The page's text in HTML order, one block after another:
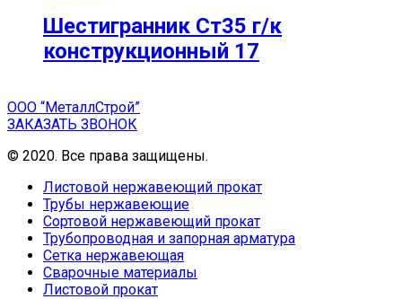
Шестигранник Ст35 г/к
конструкционный 17
ООО “МеталлСтрой”
ЗАКАЗАТЬ ЗВОНОК
© 2020. Все права защищены.
Листовой нержавеющий прокат
Трубы нержавеющие
Сортовой нержавеющий прокат
Трубопроводная и запорная арматура
Сетка нержавеющая
Сварочные материалы
Листовой прокат